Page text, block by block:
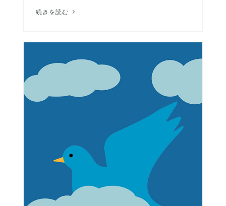
続きを読む